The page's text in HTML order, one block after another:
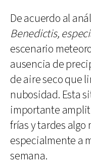
De acuerdo al
Benedictis,
escenario
ausencia de
de aire seco que
nubosidad. Esta
importante
frías y tardes algo
especialmente a
semana.